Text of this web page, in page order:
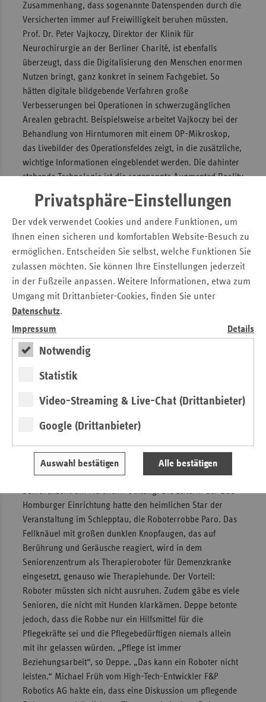
Privatsphäre-Einstellungen
Der vdek verwendet Cookies und andere Funktionen, um
Ihnen einen sicheren und komfortablen Website-Besuch zu
ermöglichen. Entscheiden Sie selbst, welche Funktionen Sie
zulassen möchten. Sie können Ihre Einstellungen jederzeit
in der Fußzeile anpassen. Weitere Informationen, etwa zum
Umgang mit Drittanbieter-Cookies, finden Sie unter
Datenschutz.
Impressum
Details
Notwendig
Statistik
Video-Streaming & Live-Chat (Drittanbieter)
Google (Drittanbieter)
Auswahl bestätigen Alle bestätigen
Zusammenhang, dass sogenannte Datenspenden durch die
Versicherten immer auf Freiwilligkeit beruhen müssten.
Prof. Dr. Peter Vajkoczy, Direktor der Klinik für
Neurochirurgie an der Berliner Charité, ist ebenfalls
überzeugt, dass die Digitalisierung den Menschen enormen
Nutzen bringt, ganz konkret in seinem Fachgebiet. So
hätten digitale bildgebende Verfahren große
Verbesserungen bei Operationen in schwerzugänglichen
Arealen gebracht. Beispielsweise arbeitet Vajkoczy bei der
Behandlung von Hirntumoren mit einem OP-Mikroskop,
das Livebilder des Operationsfeldes zeigt, in die zusätzliche,
wichtige Informationen eingeblendet werden. Die dahinter
stehende Technologie ist die sogenannte Augmented Reality
(AR), also eine computergestützte Erweiterung der
Realitätswahrnehmung. Dass Digitalisierung und KI den
Arzt ersetzen könnten, befürchtet Vajkoczy nicht:
„Therapieentscheidungen werden auch in Zukunft immer
vom Arzt getroffen werden.“
Auch bei der zweiten Diskussionsrunde spielte die Frage
nach der Ersetzbarkeit von Menschen durch Maschinen
eine Rolle, diesmal im Hinblick auf die Pflegekräfte.
Kordula Schulz-Asche, Bundestagsabgeordnete von
Bündnis 90/Die Grünen und Mitglied im
Gesundheitsausschuss, warnte davor, den Blick auf
mögliche Gefahren der Digitalisierung zu verengen. Viel
wichtiger sei es, die Chancen hervorzuheben. „Richtig
Pflegeberuf aufzuwerten“, so Schulz-Asche. Technik entlaste
beim Heben und Umlagern von Pflegebedürftigen oder
Dass es ohne technische Hilfsmittel angesichts der knappen
Personaldecke nicht geht, betonte auch Selina Deppe vom
Seniorenzentrum Flersheim-Stiftung. Die Leiterin der Bad
Homburger Einrichtung hatte den heimlichen Star der
Veranstaltung im Schlepptau, die Roboterrobbe Paro. Das
Fellknäuel mit großen dunklen Knopfaugen, das auf
Berührung und Geräusche reagiert, wird in dem
Seniorenzentrum als Therapieroboter für Demenzkranke
eingesetzt, genauso wie Therapiehunde. Der Vorteil:
Roboter müssten sich nicht ausruhen. Zudem gäbe es viele
Senioren, die nicht mit Hunden klarkämen. Deppe betonte
jedoch, dass die Robbe nur ein Hilfsmittel für die
Pflegekräfte sei und die Pflegebedürftigen niemals allein
mit ihr gelassen würden. „Pflege ist immer
Beziehungsarbeit“, so Deppe. „Das kann ein Roboter nicht
leisten.“ Michael Früh vom High-Tech-Entwickler F&P
Robotics AG hakte ein, dass eine Diskussion um pflegende